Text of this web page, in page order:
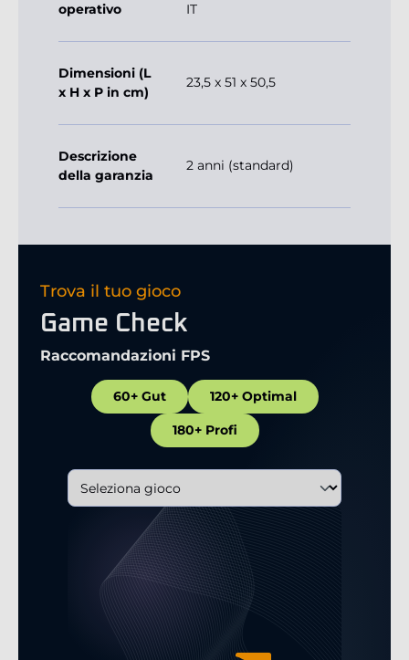
operativo
IT
Dimensioni (L
x H x P in cm)
23,5 x 51 x 50,5
Descrizione
della garanzia
2 anni (standard)
Trova il tuo gioco
Game Check
Raccomandazioni FPS
60+ Gut 120+ Optimal
180+ Profi